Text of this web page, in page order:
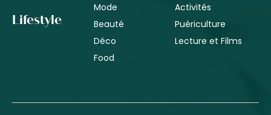
Lifestyle
Mode
Beauté
Déco
Food
Activités
Puériculture
Lecture et Films